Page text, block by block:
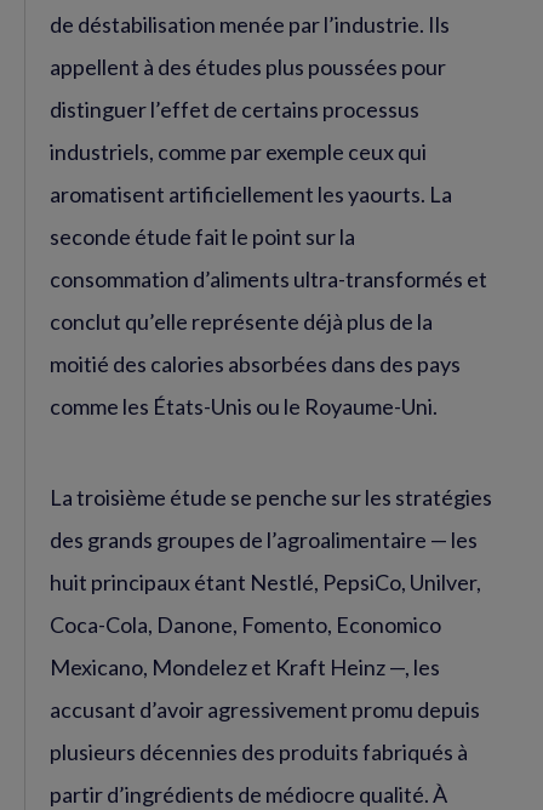
de déstabilisation menée par l’industrie. Ils
appellent à des études plus poussées pour
distinguer l’effet de certains processus
industriels, comme par exemple ceux qui
aromatisent artificiellement les yaourts. La
seconde étude fait le point sur la
consommation d’aliments ultra-transformés et
conclut qu’elle représente déjà plus de la
moitié des calories absorbées dans des pays
comme les États-Unis ou le Royaume-Uni.
La troisième étude se penche sur les stratégies
des grands groupes de l’agroalimentaire — les
huit principaux étant Nestlé, PepsiCo, Unilver,
Coca-Cola, Danone, Fomento, Economico
Mexicano, Mondelez et Kraft Heinz —, les
accusant d’avoir agressivement promu depuis
plusieurs décennies des produits fabriqués à
partir d’ingrédients de médiocre qualité. À